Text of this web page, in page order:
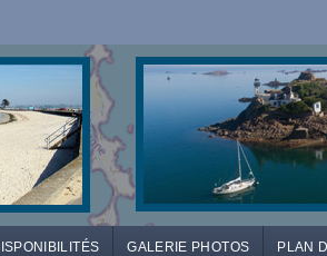
GALERIE PHOTOS PLAN